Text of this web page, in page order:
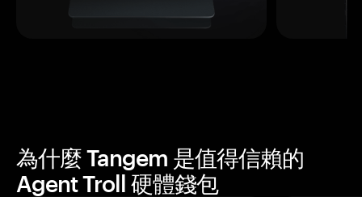
為什麼 Tangem 是值得信賴的
Agent Troll 硬體錢包